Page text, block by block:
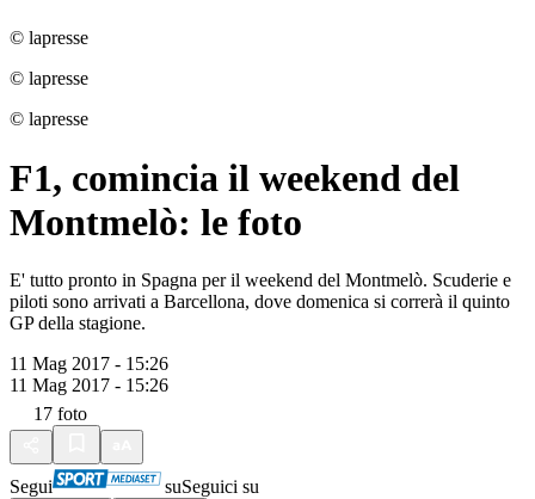
© lapresse
© lapresse
© lapresse
F1, comincia il weekend del
Montmelò: le foto
E' tutto pronto in Spagna per il weekend del Montmelò. Scuderie e
piloti sono arrivati a Barcellona, dove domenica si correrà il quinto
GP della stagione.
11 Mag 2017 - 15:26
11 Mag 2017 - 15:26
17 foto
Segui suSeguici su